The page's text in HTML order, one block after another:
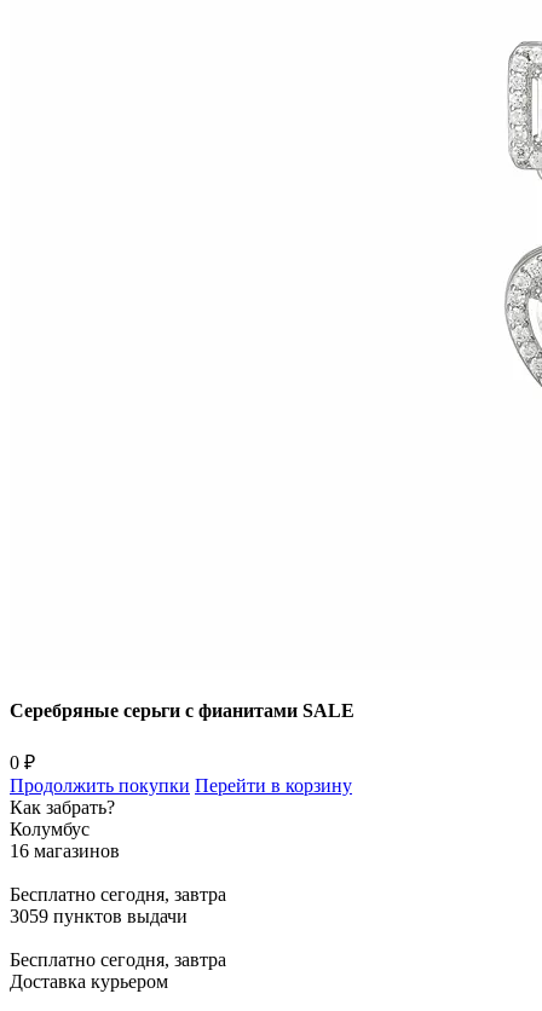
Серебряные серьги с фианитами SALE
0 ₽
Продолжить покупки Перейти в корзину
Как забрать?
Колумбус
16 магазинов
Бесплатно сегодня, завтра
3059 пунктов выдачи
Бесплатно сегодня, завтра
Доставка курьером